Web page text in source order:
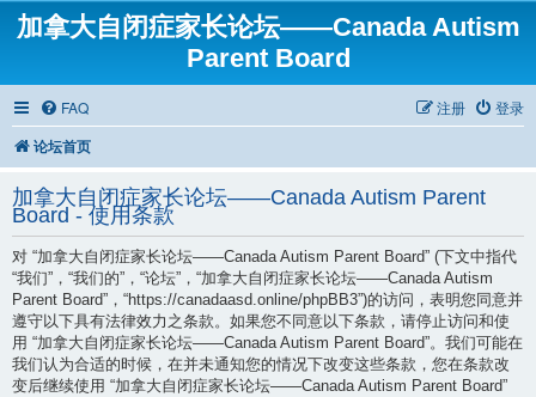
加拿大自闭症家长论坛——Canada Autism
Parent Board
FAQ 登录
注册
论坛首页
加拿大自闭症家长论坛——Canada Autism Parent
Board - 使用条款
对 “加拿大自闭症家长论坛——Canada Autism Parent Board” (下文中指代
“我们”，“我们的”，“论坛”，“加拿大自闭症家长论坛——Canada Autism
Parent Board”，“https://canadaasd.online/phpBB3”)的访问，表明您同意并
遵守以下具有法律效力之条款。如果您不同意以下条款，请停止访问和使
用 “加拿大自闭症家长论坛——Canada Autism Parent Board”。我们可能在
我们认为合适的时候，在并未通知您的情况下改变这些条款，您在条款改
变后继续使用 “加拿大自闭症家长论坛——Canada Autism Parent Board”